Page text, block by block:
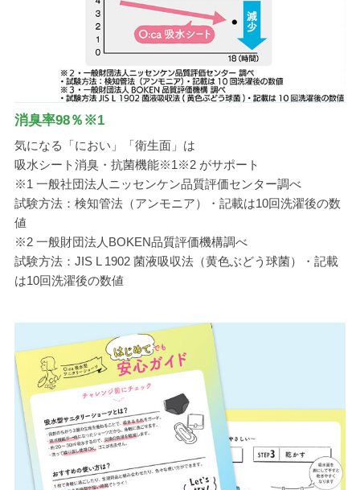
消臭率98％※1
気になる「におい」「衛生面」は
吸水シート消臭・抗菌機能※1※2 がサポート
※1 一般社団法人ニッセンケン品質評価センター調べ
試験方法：検知管法（アンモニア）・記載は10回洗濯後の数
値
※2 一般財団法人BOKEN品質評価機構調べ
試験方法：JIS L 1902 菌液吸収法（黄色ぶどう球菌）・記載
は10回洗濯後の数値